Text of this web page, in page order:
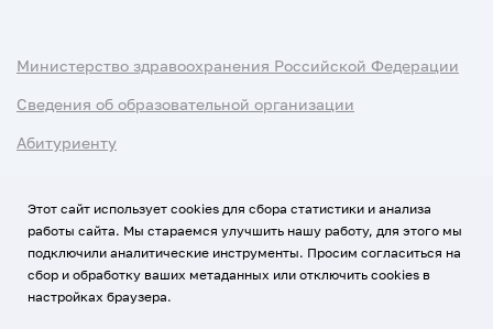
Министерство здравоохранения Российской Федерации
Сведения об образовательной организации
Абитуриенту
Использование Cookies
Политика обработки персональных данных
Этот сайт использует cookies для сбора статистики и анализа
работы сайта. Мы стараемся улучшить нашу работу, для этого мы
подключили аналитические инструменты. Просим согласиться на
сбор и обработку ваших метаданных или отключить cookies в
настройках браузера.